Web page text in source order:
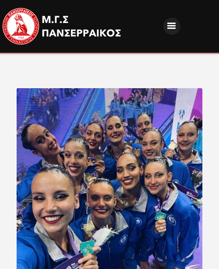
ΑΚΑΔΗΜΙΕΣ
ΦΙΛΑΘΛΟΙ
EUROPEAN PROGRAMS
ΚΟΙΝΩΝΙΚΗ ΕΥΘΥΝΗ
ΧΟΡΗΓΟΙ
FANZONE